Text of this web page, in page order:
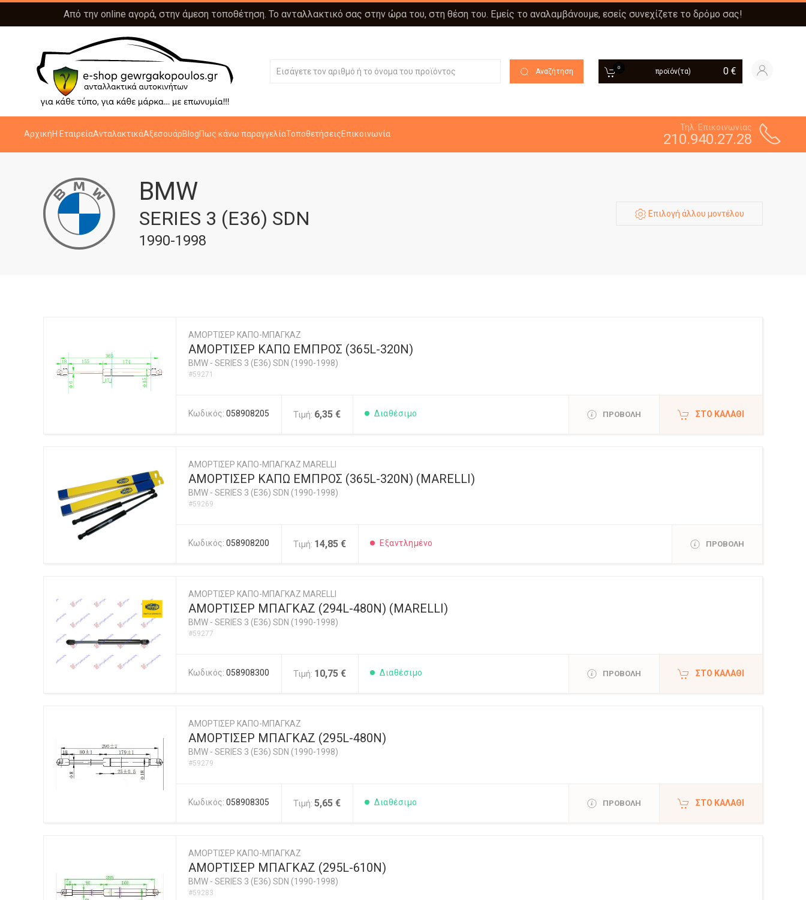
Από την online αγορά, στην άμεση τοποθέτηση. Το ανταλλακτικό σας στην ώρα του, στη θέση του. Εμείς το αναλαμβάνουμε, εσείς συνεχίζετε το δρόμο σας!
Αναζήτηση 0 προϊόν(τα) 0 €
ΑρχικήΗ ΕταιρείαΑνταλακτικάΑξεσουάρBlogΠως κάνω παραγγελίαΤοποθετήσειςΕπικοινωνία
Τηλ. Επικοινωνίας
210.940.27.28
BMW
SERIES 3 (E36) SDN
1990-1998
Επιλογή άλλου μοντέλου
ΑΜΟΡΤΙΣΕΡ ΚΑΠΟ-ΜΠΑΓΚΑΖ
ΑΜΟΡΤΙΣΕΡ ΚΑΠΩ ΕΜΠΡΟΣ (365L-320N)
BMW - SERIES 3 (E36) SDN (1990-1998)
#59271
Κωδικός: 058908205 Τιμή: 6,35 € Διαθέσιμο ΠΡΟΒΟΛΗ ΣΤΟ ΚΑΛΆΘΙ
ΑΜΟΡΤΙΣΕΡ ΚΑΠΟ-ΜΠΑΓΚΑΖ MARELLI
ΑΜΟΡΤΙΣΕΡ ΚΑΠΩ ΕΜΠΡΟΣ (365L-320N) (MARELLI)
BMW - SERIES 3 (E36) SDN (1990-1998)
#59269
Κωδικός: 058908200 Τιμή: 14,85 € Εξαντλημένο ΠΡΟΒΟΛΗ
ΑΜΟΡΤΙΣΕΡ ΚΑΠΟ-ΜΠΑΓΚΑΖ MARELLI
ΑΜΟΡΤΙΣΕΡ ΜΠΑΓΚΑΖ (294L-480N) (MARELLI)
BMW - SERIES 3 (E36) SDN (1990-1998)
#59277
Κωδικός: 058908300 Τιμή: 10,75 € Διαθέσιμο ΠΡΟΒΟΛΗ ΣΤΟ ΚΑΛΆΘΙ
ΑΜΟΡΤΙΣΕΡ ΚΑΠΟ-ΜΠΑΓΚΑΖ
ΑΜΟΡΤΙΣΕΡ ΜΠΑΓΚΑΖ (295L-480N)
BMW - SERIES 3 (E36) SDN (1990-1998)
#59279
Κωδικός: 058908305 Τιμή: 5,65 € Διαθέσιμο ΠΡΟΒΟΛΗ ΣΤΟ ΚΑΛΆΘΙ
ΑΜΟΡΤΙΣΕΡ ΚΑΠΟ-ΜΠΑΓΚΑΖ
ΑΜΟΡΤΙΣΕΡ ΜΠΑΓΚΑΖ (295L-610Ν)
BMW - SERIES 3 (E36) SDN (1990-1998)
#59283